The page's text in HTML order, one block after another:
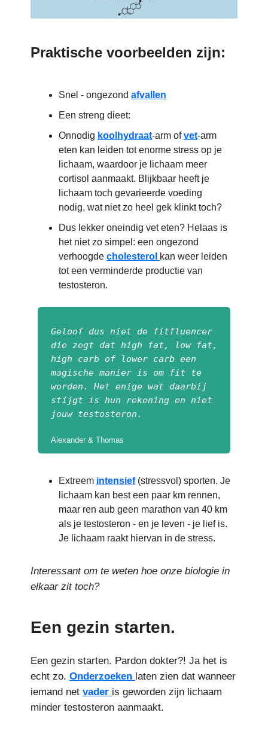
Praktische voorbeelden zijn:
Snel - ongezond afvallen
Een streng dieet:
Onnodig koolhydraat-arm ofvet-arm
eten kan leiden tot enorme stress op je
lichaam, waardoor je lichaam meer
cortisol aanmaakt. Blijkbaar heeft je
lichaam toch gevarieerde voeding
nodig, wat niet zo heel gek klinkt toch?
Dus lekker oneindig vet eten? Helaas is
het niet zo simpel: een ongezond
verhoogde cholesterol kan weer leiden
tot een verminderde productie van
testosteron.
Geloof dus niet de fitfluencer
die zegt dat high fat, low fat,
high carb of lower carb een
magische manier is om fit te
worden. Het enige wat daarbij
stijgt is hun rekening en niet
jouw testosteron.
Alexander & Thomas
Extreem intensief(stressvol) sporten. Je
lichaam kan best een paar km rennen,
maar ren aub geen marathon van 40 km
als je testosteron - en je leven - je lief is.
Je lichaam raakt hiervan in de stress.
Interessant om te weten hoe onze biologie in
elkaar zit toch?
Een gezin starten.
Een gezin starten. Pardon dokter?! Ja het is
echt zo. Onderzoeken laten zien dat wanneer
iemand net vader is geworden zijn lichaam
minder testosteron aanmaakt.